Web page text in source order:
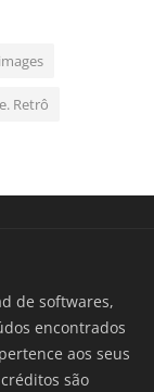
images
Retrô
de softwares,
encontrados
aos seus
são